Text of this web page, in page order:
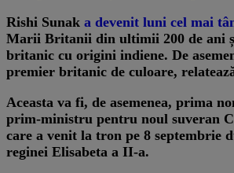
​Rishi Sunak a devenit luni cel mai
Marii Britanii din ultimii 200 de ani
britanic cu origini indiene. De
premier britanic de culoare,
Aceasta va fi, de asemenea, prima
prim-ministru pentru noul suveran
care a venit la tron pe 8 septembrie
reginei Elisabeta a II-a.